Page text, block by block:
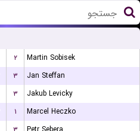
۲
Martin Sobisek
۳
Jan Steffan
۳
Jakub Levicky
۱
Marcel Heczko